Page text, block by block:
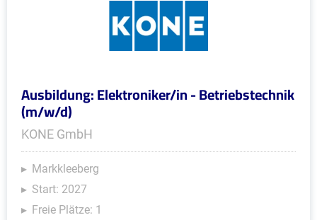
Ausbildung: Elektroniker/in - Betriebstechnik
(m/w/d)
KONE GmbH
Markkleeberg
Start: 2027
Freie Plätze: 1